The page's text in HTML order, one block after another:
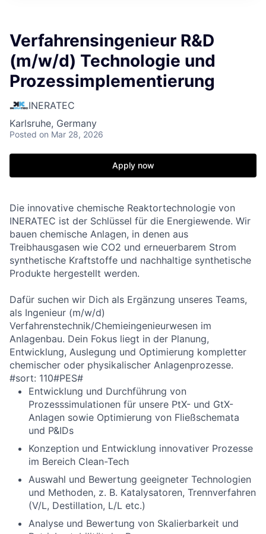
Verfahrensingenieur R&D
(m/w/d) Technologie und
Prozessimplementierung
INERATEC
Karlsruhe, Germany
Posted on Mar 28, 2026
Apply now
Die innovative chemische Reaktortechnologie von
INERATEC ist der Schlüssel für die Energiewende. Wir
bauen chemische Anlagen, in denen aus
Treibhausgasen wie CO2 und erneuerbarem Strom
synthetische Kraftstoffe und nachhaltige synthetische
Produkte hergestellt werden.
Dafür suchen wir Dich als Ergänzung unseres Teams,
als Ingenieur (m/w/d)
Verfahrenstechnik/Chemieingenieurwesen im
Anlagenbau. Dein Fokus liegt in der Planung,
Entwicklung, Auslegung und Optimierung kompletter
chemischer oder physikalischer Anlagenprozesse.
#sort: 110#PES#
Entwicklung und Durchführung von
Prozesssimulationen für unsere PtX- und GtX-
Anlagen sowie Optimierung von Fließschemata
und P&IDs
Konzeption und Entwicklung innovativer Prozesse
im Bereich Clean-Tech
Auswahl und Bewertung geeigneter Technologien
und Methoden, z. B. Katalysatoren, Trennverfahren
(V/L, Destillation, L/L etc.)
Analyse und Bewertung von Skalierbarkeit und